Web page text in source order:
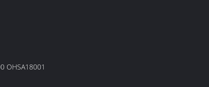
OHSA18001